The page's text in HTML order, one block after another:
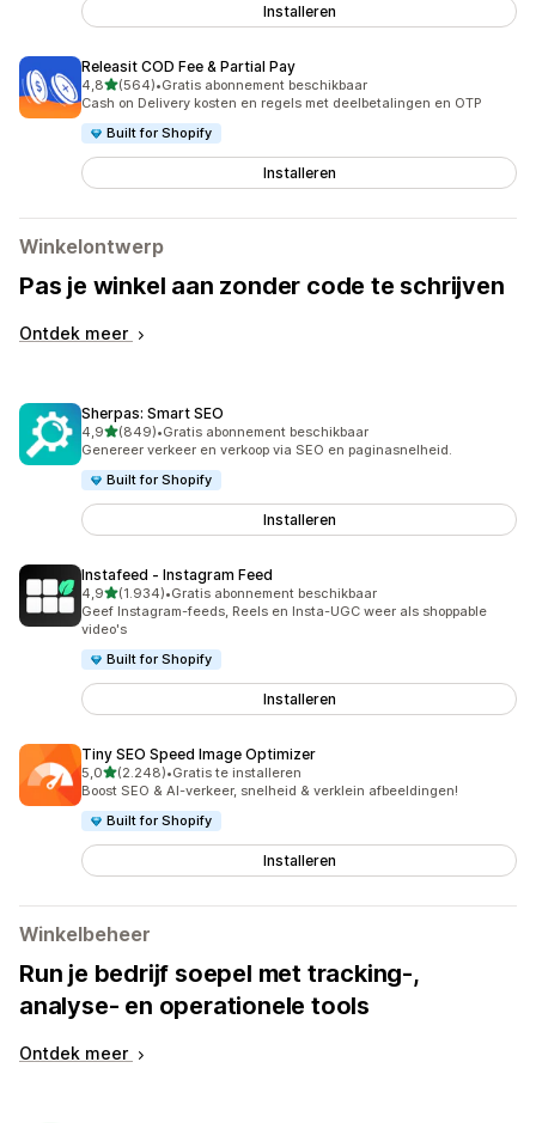
Installeren
Releasit COD Fee & Partial Pay
4,8van 5 sterren
(564)
564 recensies in totaal
•Gratis abonnement beschikbaar
Cash on Delivery kosten en regels met deelbetalingen en OTP
Built for Shopify
Installeren
Winkelontwerp
Pas je winkel aan zonder code te schrijven
Ontdek meer
Sherpas: Smart SEO
4,9van 5 sterren
(849)
849 recensies in totaal
•Gratis abonnement beschikbaar
Genereer verkeer en verkoop via SEO en paginasnelheid.
Built for Shopify
Installeren
Instafeed ‑ Instagram Feed
4,9van 5 sterren
(1.934)
1934 recensies in totaal
•Gratis abonnement beschikbaar
Geef Instagram-feeds, Reels en Insta-UGC weer als shoppable
video's
Built for Shopify
Installeren
Tiny SEO Speed Image Optimizer
5,0van 5 sterren
(2.248)
2248 recensies in totaal
•Gratis te installeren
Boost SEO & AI-verkeer, snelheid & verklein afbeeldingen!
Built for Shopify
Installeren
Winkelbeheer
Run je bedrijf soepel met tracking-,
analyse- en operationele tools
Ontdek meer